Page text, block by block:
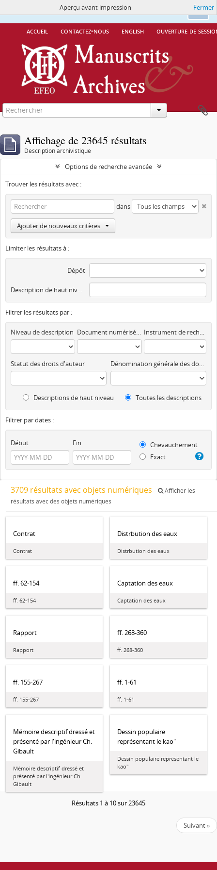
Ok
Ce site utilise des cookiesMore Info.
accueil contactez-nous english ouverture de
Aperçu avant impression Fermer
Affichage de 23645 résultats
Description archivistique
Options de recherche avancée
Trouver les résultats avec :
dans
Ajouter de nouveaux critères
Limiter les résultats à :
Dépôt
Description de haut niveau
Filtrer les résultats par :
Niveau de description Document numérisé disponible Instrument de recherche
Statut des droits d'auteur Dénomination générale des documents
Descriptions de haut niveau Toutes les descriptions
Filtrer par dates :
Début Fin
Chevauchement
Exact
3709 résultats avec objets numériques
Afficher les
résultats avec des objets numériques
Contrat
Contrat
Distrbution des eaux
Distrbution des eaux
ff. 62-154
ff. 62-154
Captation des eaux
Captation des eaux
Rapport
Rapport
ff. 268-360
ff. 268-360
ff. 155-267
ff. 155-267
ff. 1-61
ff. 1-61
Mémoire descriptif dressé et
présenté par l'ingénieur Ch.
Gibault
Mémoire descriptif dressé et
présenté par l'ingénieur Ch.
Gibault
Dessin populaire
représentant le kao"
Dessin populaire représentant le
kao"
Résultats 1 à 10 sur 23645
Suivant »